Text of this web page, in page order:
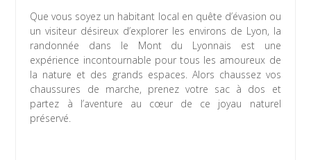
Que vous soyez un habitant local en quête d’évasion ou
un visiteur désireux d’explorer les environs de Lyon, la
randonnée dans le Mont du Lyonnais est une
expérience incontournable pour tous les amoureux de
la nature et des grands espaces. Alors chaussez vos
chaussures de marche, prenez votre sac à dos et
partez à l’aventure au cœur de ce joyau naturel
préservé.